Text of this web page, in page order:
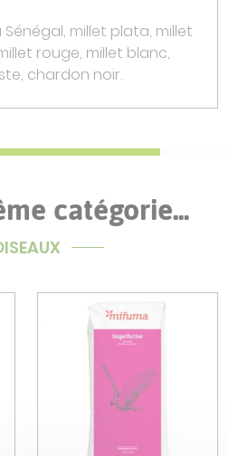
Sénégal, millet plata, millet
rouge, millet blanc,
chardon noir.
catégorie...